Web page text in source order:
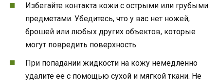
Избегайте контакта кожи с острыми или грубыми
предметами. Убедитесь, что у вас нет ножей,
брошей или любых других объектов, которые
могут повредить поверхность.
При попадании жидкости на кожу немедленно
удалите ее с помощью сухой и мягкой ткани. Не